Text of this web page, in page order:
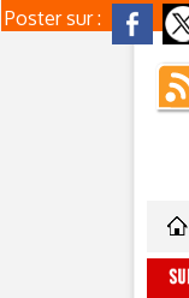
Poster sur :